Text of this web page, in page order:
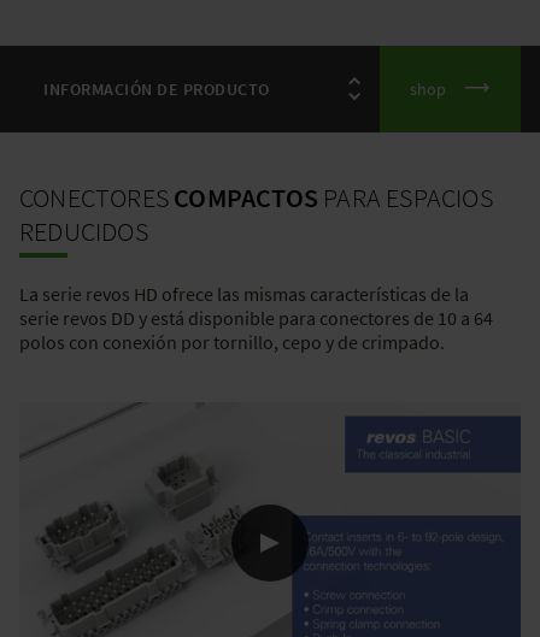
shop
CONECTORESCOMPACTOS PARA ESPACIOS
REDUCIDOS
La serie revos HD ofrece las mismas características de la
serie revos DD y está disponible para conectores de 10 a 64
polos con conexión por tornillo, cepo y de crimpado.